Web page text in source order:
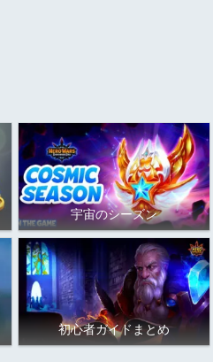
宇宙のシーズン
初心者ガイドまとめ